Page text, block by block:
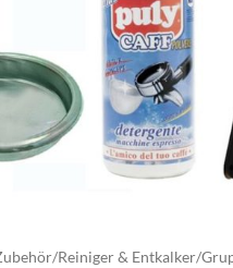
/Reiniger & Entkalker/